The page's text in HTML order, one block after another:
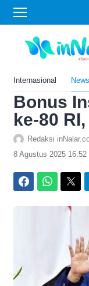
Internasional News
Home›News
Kado
Guru
Bonus
ke-80
Redaksi
8 Agustus 2025 16:52